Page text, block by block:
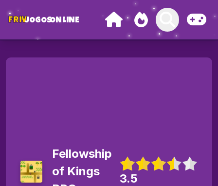
FRIVJOGOSONLINE
Fellowship
of Kings
3.5